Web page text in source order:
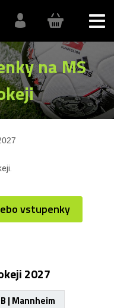
na MS
vstupenky
2027
| Mannheim